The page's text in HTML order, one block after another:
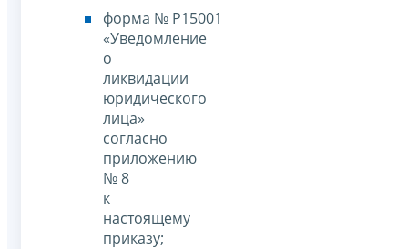
форма № Р15001
«Уведомление
о
ликвидации
юридического
лица»
согласно
приложению
№ 8
к
настоящему
приказу;